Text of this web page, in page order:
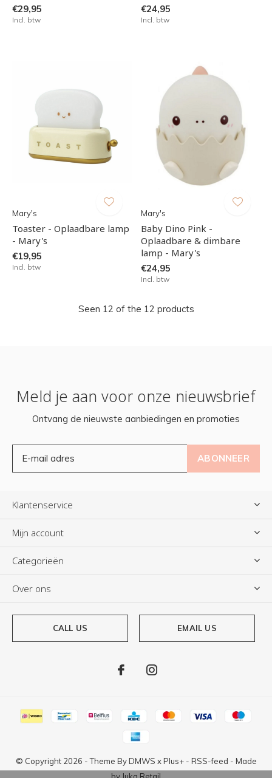
€29,95
Incl. btw
€24,95
Incl. btw
Mary's
Toaster - Oplaadbare lamp
- Mary's
€19,95
Incl. btw
Mary's
Baby Dino Pink -
Oplaadbare & dimbare
lamp - Mary's
€24,95
Incl. btw
Seen 12 of the 12 products
Meld je aan voor onze nieuwsbrief
Ontvang de nieuwste aanbiedingen en promoties
ABONNEER
Klantenservice
Mijn account
Categorieën
Over ons
CALL US EMAIL US
© Copyright 2026 - Theme ByDMWS xPlus+- RSS-feed - Made
by Juka.Retail